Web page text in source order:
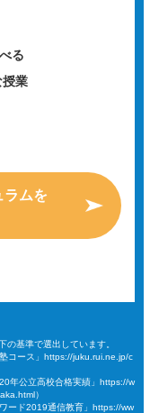
る
授業
ラムを
の基準で選出しています。
コース」https://juku.rui.ne.jp/c
年公立高校合格実績」https://w
）
ード2019通信教育」https://ww